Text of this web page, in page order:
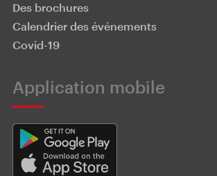
Des brochures
Calendrier des événements
Covid-19
Application mobile